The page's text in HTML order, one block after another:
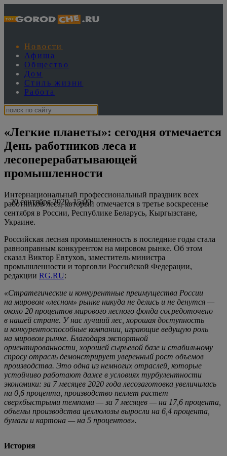
Новости
Афиша
Общество
Дом
Стиль жизни
Работа
«Легкие планеты»: сегодня отмечается
День работников леса и
лесоперерабатывающей
промышленности
20 сентября 2020, 15:00
Интернациональный профессиональный праздник всех
работников леса, который отмечается в третье воскресенье
сентября в России, Республике Беларусь, Кыргызстане,
Украине.
Российская лесная промышленность в последние годы стала
равноправным конкурентом на мировом рынке. Об этом
сказал Виктор Евтухов, заместитель министра
промышленности и торговли Российской Федерации,
редакции RG.RU:
«Стратегические и конкурентные преимущества России
на мировом «лесном» рынке никуда не делись и не денутся —
около 20 процентов мирового лесного фонда сосредоточено
в нашей стране. У нас лучший лес, хорошая доступность
и конкурентоспособные компании, играющие ведущую роль
на мировом рынке. Благодаря экспортной
ориентированности, хорошей сырьевой базе и стабильному
спросу отрасль демонстрирует уверенный рост объемов
производства. Это одна из немногих отраслей, которые
устойчиво работают даже в условиях турбулентности
экономики: за 7 месяцев 2020 года лесозаготовка увеличилась
на 0,6 процента, производство пеллет растет
сверхбыстрыми темпами — за 7 месяцев — на 17,6 процента,
объемы производства целлюлозы выросли на 6,4 процента,
бумаги и картона — на 5 процентов».
История